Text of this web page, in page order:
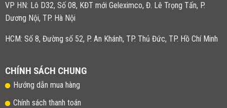
VP HN: Lô D32, Số 08, KĐT mới Geleximco, Đ. Lê Trọng Tấn, P.
Dương Nội, TP. Hà Nội
HCM: Số 8, Đường số 52, P. An Khánh, TP. Thủ Đức, TP. Hồ Chí Minh
CHÍNH SÁCH CHUNG
Hướng dẫn mua hàng
Chính sách thanh toán